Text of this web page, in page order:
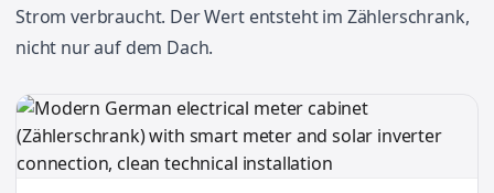
Strom verbraucht. Der Wert entsteht im Zählerschrank,
nicht nur auf dem Dach.